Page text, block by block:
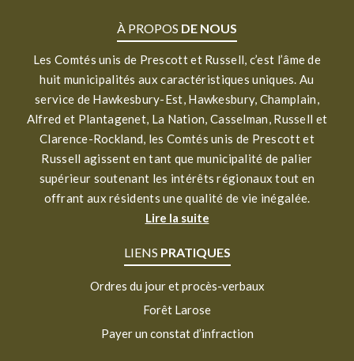
À PROPOS DE NOUS
Les Comtés unis de Prescott et Russell, c’est l’âme de
huit municipalités aux caractéristiques uniques. Au
service de Hawkesbury-Est, Hawkesbury, Champlain,
Alfred et Plantagenet, La Nation, Casselman, Russell et
Clarence-Rockland, les Comtés unis de Prescott et
Russell agissent en tant que municipalité de palier
supérieur soutenant les intérêts régionaux tout en
offrant aux résidents une qualité de vie inégalée.
Lire la suite
LIENS PRATIQUES
Ordres du jour et procès-verbaux
Forêt Larose
Payer un constat d’infraction